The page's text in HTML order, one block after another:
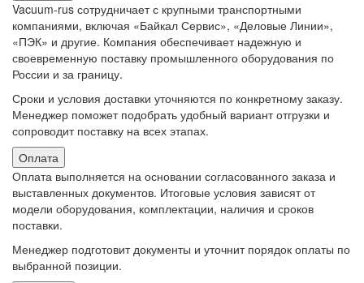
Vacuum-rus сотрудничает с крупными транспортными
компаниями, включая «Байкал Сервис», «Деловые Линии»,
«ПЭК» и другие. Компания обеспечивает надежную и
своевременную поставку промышленного оборудования по
России и за границу.
Сроки и условия доставки уточняются по конкретному заказу.
Менеджер поможет подобрать удобный вариант отгрузки и
сопроводит поставку на всех этапах.
Оплата
Оплата выполняется на основании согласованного заказа и
выставленных документов. Итоговые условия зависят от
модели оборудования, комплектации, наличия и сроков
поставки.
Менеджер подготовит документы и уточнит порядок оплаты по
выбранной позиции.